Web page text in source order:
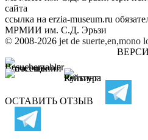
сайта
ссылка на erzia-museum.ru
МРМИИ им. С.Д. Эрьзи
© 2008-2026 jet de suerte,en,mono
ОСТАВИТЬ ОТЗЫВ